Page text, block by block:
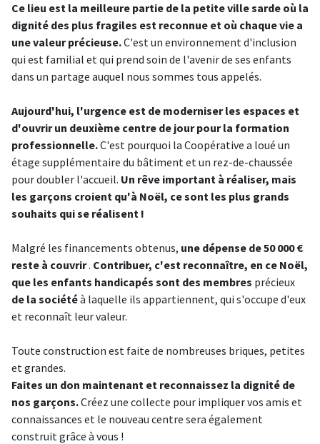
Ce lieu est la meilleure partie de la petite ville sarde où la
dignité des plus fragiles est reconnue et où chaque vie a
une valeur précieuse.C'est un environnement d'inclusion
qui est familial et qui prend soin de l'avenir de ses enfants
dans un partage auquel nous sommes tous appelés.
Aujourd'hui, l'urgence est de moderniser les espaces et
d'ouvrir un deuxième centre de jour pour la formation
professionnelle.C'est pourquoi la Coopérative a loué un
étage supplémentaire du bâtiment et un rez-de-chaussée
pour doubler l'accueil. Un rêve important à réaliser, mais
les garçons croient qu'à Noël, ce sont les plus grands
souhaits qui se réalisent !
Malgré les financements obtenus, une dépense de 50 000 €
reste à couvrir. Contribuer, c'est reconnaître, en ce Noël,
que les enfants handicapés sont des membres précieux
de la sociétéà laquelle ils appartiennent, qui s'occupe d'eux
et reconnaît leur valeur.
Toute construction est faite de nombreuses briques, petites
et grandes.
Faites un don maintenant et reconnaissez la dignité de
nos garçons.Créez une collecte pour impliquer vos amis et
connaissances et le nouveau centre sera également
construit grâce à vous !